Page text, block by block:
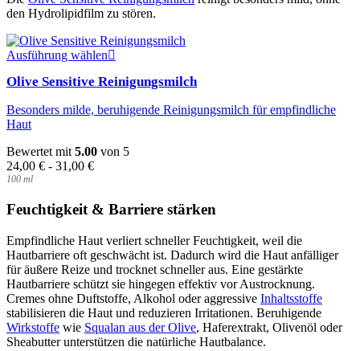
den Hydrolipidfilm zu stören.
Ausführung wählen
weist
Varianten
Optionen
Produktseite
werden
Olive Sensitive Reinigungsmilch
Besonders milde, beruhigende Reinigungsmilch für empfindliche
Haut
Bewertet mit 5.00 von 5
24,00 € - 31,00 €
100 ml
Feuchtigkeit & Barriere stärken
Empfindliche Haut verliert schneller Feuchtigkeit, weil die
Hautbarriere oft geschwächt ist. Dadurch wird die Haut anfälliger
für äußere Reize und trocknet schneller aus. Eine gestärkte
Hautbarriere schützt sie hingegen effektiv vor Austrocknung.
Cremes ohne Duftstoffe, Alkohol oder aggressive Inhaltsstoffe
stabilisieren die Haut und reduzieren Irritationen. Beruhigende
Wirkstoffe wie Squalan aus der Olive, Haferextrakt, Olivenöl oder
Sheabutter unterstützen die natürliche Hautbalance.